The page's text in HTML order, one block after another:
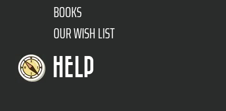
BOOKS
OUR WISH LIST
HELP